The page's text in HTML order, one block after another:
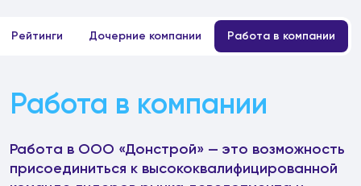
Рейтинги Дочерние компании Работа в компании
Работа в компании
Работа в ООО «Донстрой» — это возможность
присоединиться к высококвалифицированной